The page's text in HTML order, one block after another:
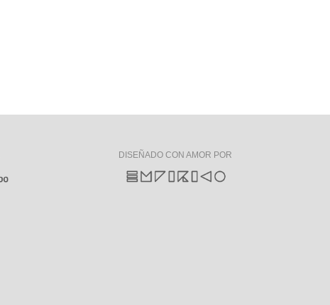
DISEÑADO CON AMOR POR